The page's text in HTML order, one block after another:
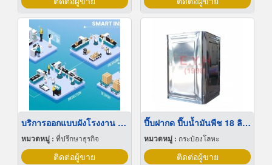
บริการออกแบบผังโรงงาน Lay out
หมวดหมู่ : ที่ปรึกษาธุรกิจ
ติดต่อผู้ขาย
ปี๊บฝากด ปี๊บน้ำมันพืช 18 ลิตร
หมวดหมู่ : กระป๋องโลหะ
ติดต่อผู้ขาย